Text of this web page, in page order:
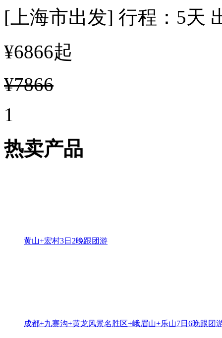
[上海市出发] 行程：5天
¥6866起
¥7866
1
热卖产品
黄山+宏村3日2晚跟团游
成都+九寨沟+黄龙风景名胜区+峨眉山+乐山7日6晚跟团